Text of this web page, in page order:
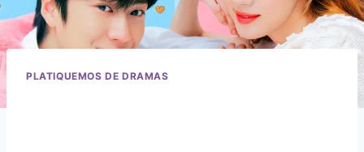
PLATIQUEMOS DE DRAMAS